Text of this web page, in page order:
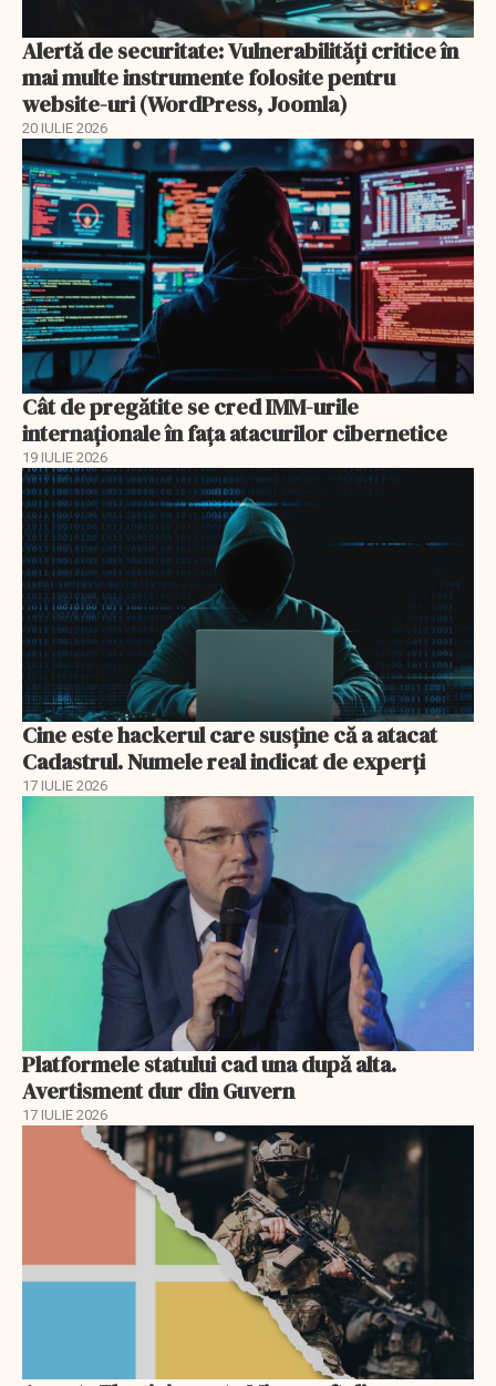
Alertă de securitate: Vulnerabilități critice în
mai multe instrumente folosite pentru
website-uri (WordPress, Joomla)
20 IULIE 2026
Cât de pregătite se cred IMM-urile
internaționale în fața atacurilor cibernetice
19 IULIE 2026
Cine este hackerul care susține că a atacat
Cadastrul. Numele real indicat de experți
17 IULIE 2026
Platformele statului cad una după alta.
Avertisment dur din Guvern
17 IULIE 2026